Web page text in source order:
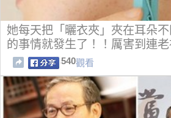
她每天把「曬衣夾」夾在耳朵
的事情就發生了！！厲害到連老
540觀看